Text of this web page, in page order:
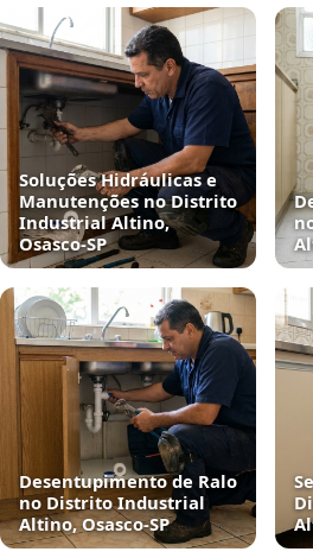
Soluções Hidráulicas e
Manutenções no Distrito
Industrial Altino,
Osasco‑SP
Desentupimento de Ralo
no Distrito Industrial
Altino, Osasco‑SP